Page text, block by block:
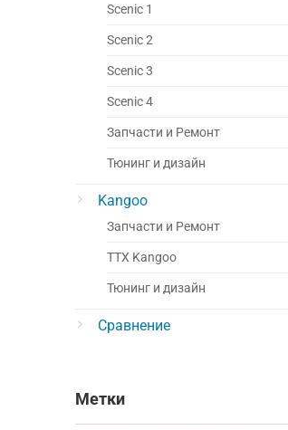
Scenic 1
Scenic 2
Scenic 3
Scenic 4
Запчасти и Ремонт
Тюнинг и дизайн
Kangoo
Запчасти и Ремонт
ТТХ Kangoo
Тюнинг и дизайн
Сравнение
Метки